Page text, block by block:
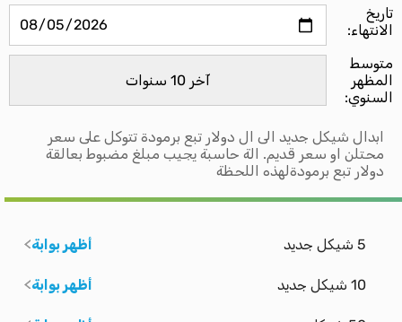
تاريخ
الانتهاء:
متوسط ​​
المظهر
السنوي:
ابدال شيكل جديد الى ال دولار تبع برمودة تتوكل على سعر
محتلن او سعر قديم. الة حاسبة يجيب مبلغ مضبوط بعالقة
دولار تبع برمودةلهذه اللحظة
5 شيكل جديد أظهر بوابة
10 شيكل جديد أظهر بوابة